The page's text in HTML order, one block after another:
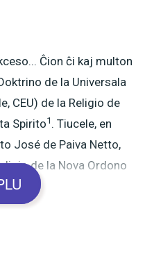
Ĉion ĉi kaj multon
de la Universala
CEU) de la Religio de
Spirito1 . Tiucele, en
José de Paiva Netto,
de la Nova Ordono
de Menezes
averton, kuraĝigon